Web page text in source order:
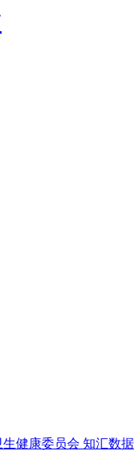
健康委员会 知汇数